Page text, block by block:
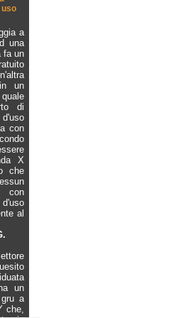
uso
a
una
fa un
un
di
con
X
che
con
al
un
a
che,